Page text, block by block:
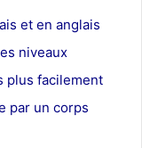
et en anglais
niveaux
plus facilement
par un corps